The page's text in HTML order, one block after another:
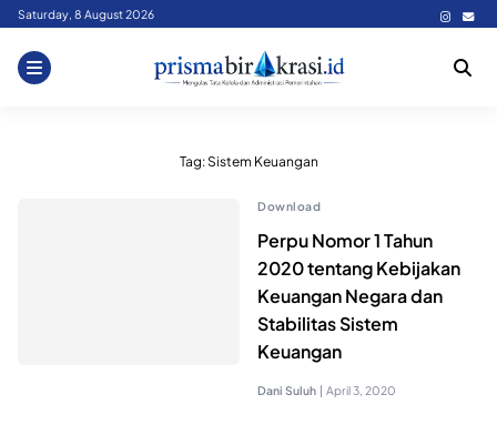
Skip
content
Saturday, 8 August 2026
Tag:Sistem Keuangan
Download
Perpu Nomor 1 Tahun
2020 tentang Kebijakan
Keuangan Negara dan
Stabilitas Sistem
Keuangan
Dani Suluh | April 3, 2020